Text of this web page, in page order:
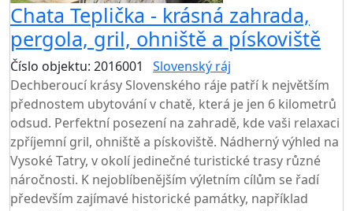
Chata Teplička - krásná zahrada,
pergola, gril, ohniště a pískoviště
Číslo objektu: 2016001 Slovenský ráj
Dechberoucí krásy Slovenského ráje patří k největším
přednostem ubytování v chatě, která je jen 6 kilometrů
odsud. Perfektní posezení na zahradě, kde vaši relaxaci
zpříjemní gril, ohniště a pískoviště. Nádherný výhled na
Vysoké Tatry, v okolí jedinečné turistické trasy různé
náročnosti. K nejoblíbenějším výletním cílům se řadí
především zajímavé historické památky, například